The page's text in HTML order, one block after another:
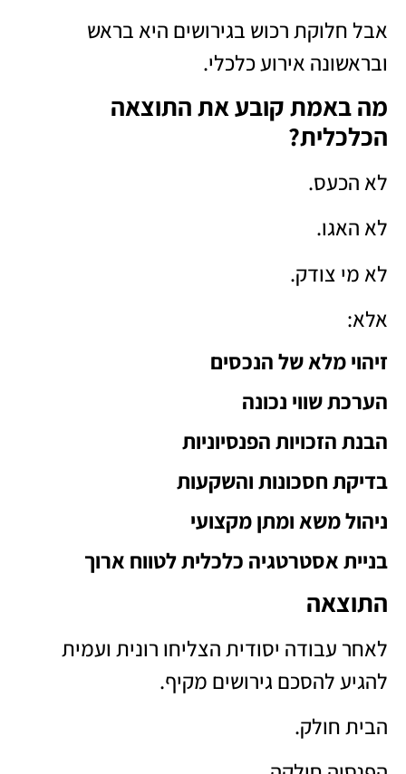
אבל חלוקת רכוש בגירושים היא בראש
ובראשונה אירוע כלכלי.
מה באמת קובע את התוצאה
הכלכלית?
לא הכעס.
לא האגו.
לא מי צודק.
אלא:
זיהוי מלא של הנכסים
הערכת שווי נכונה
הבנת הזכויות הפנסיוניות
בדיקת חסכונות והשקעות
ניהול משא ומתן מקצועי
בניית אסטרטגיה כלכלית לטווח ארוך
התוצאה
לאחר עבודה יסודית הצליחו רונית ועמית
להגיע להסכם גירושים מקיף.
הבית חולק.